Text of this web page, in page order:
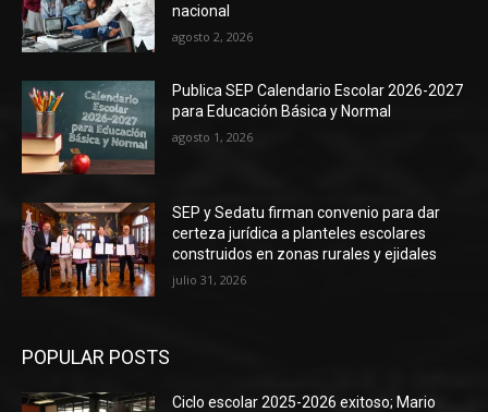
nacional
agosto 2, 2026
Publica SEP Calendario Escolar 2026-2027
para Educación Básica y Normal
agosto 1, 2026
SEP y Sedatu firman convenio para dar
certeza jurídica a planteles escolares
construidos en zonas rurales y ejidales
julio 31, 2026
POPULAR POSTS
Ciclo escolar 2025-2026 exitoso; Mario